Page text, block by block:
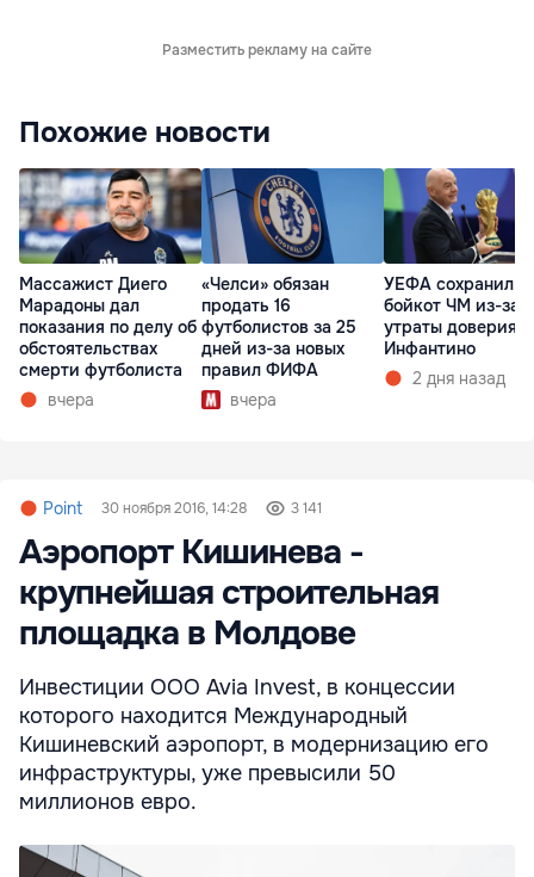
Разместить рекламу на сайте
Похожие новости
Массажист Диего
Марадоны дал
показания по делу об
обстоятельствах
смерти футболиста
вчера
«Челси» обязан
продать 16
футболистов за 25
дней из-за новых
правил ФИФА
вчера
УЕФА сохранил
бойкот ЧМ из-за
утраты доверия к
Инфантино
2 дня назад
Point 30 ноября 2016, 14:28 3 141
Аэропорт Кишинева -
крупнейшая строительная
площадка в Молдове
Инвестиции ООО Avia Invest, в концессии
которого находится Международный
Кишиневский аэропорт, в модернизацию его
инфраструктуры, уже превысили 50
миллионов евро.